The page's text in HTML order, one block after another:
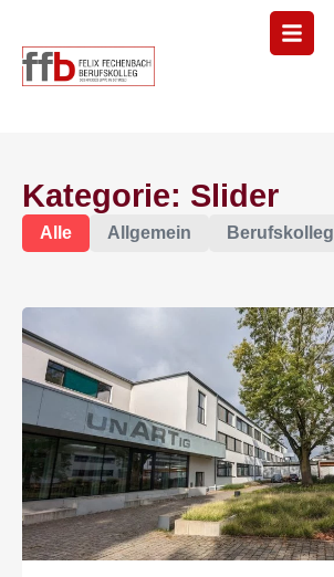
Menü
Kategorie: Slider
Allgemein Berufskolleg
Alle